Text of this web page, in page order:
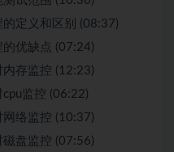
定义和区别 (08:37)
优缺点 (07:24)
存监控 (12:23)
监控 (06:22)
络监控 (10:37)
盘监控 (07:56)